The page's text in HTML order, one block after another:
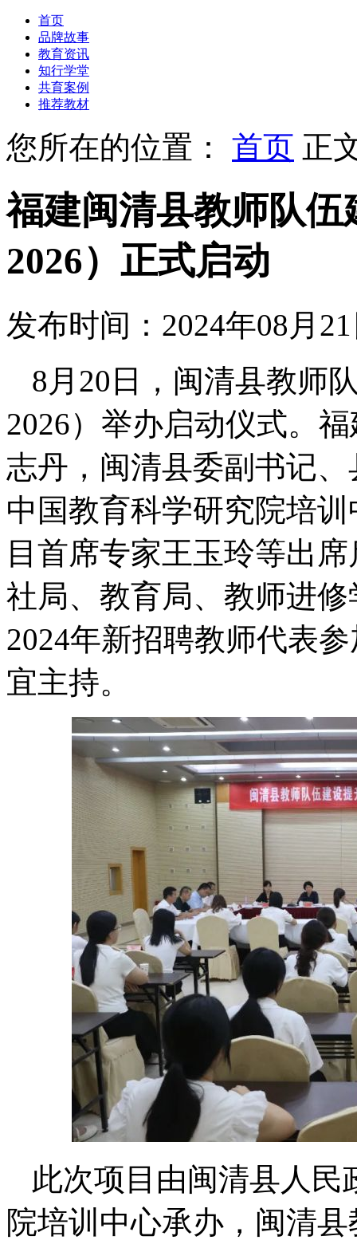
首页
品牌故事
教育资讯
知行学堂
共育案例
推荐教材
您所在的位置： 首页 正
福建闽清县教师队
2026）正式启动
发布时间：2024年08月
8月20日，闽清县教师
2026）举办启动仪式。
志丹，闽清县委副书记
中国教育科学研究院培
目首席专家王玉玲等出
社局、教育局、教师进
2024年新招聘教师代表
宜主持。
此次项目由闽清县人
院培训中心承办，闽清